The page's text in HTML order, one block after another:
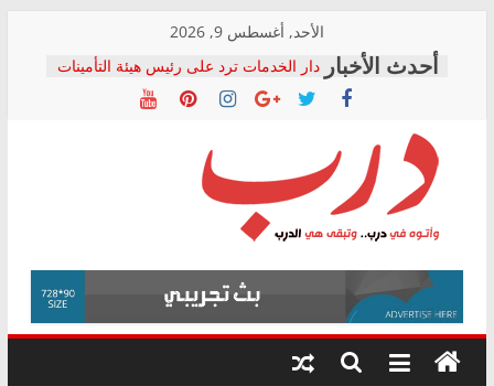
content
الأحد, أغسطس 9, 2026
دار الخدمات ترد على رئيس هيئة التأمينات
بعد مؤتمره الصحفي: إنكار الأزمة لا ينهي
معاناة أصحاب المعاشات.. ونطالب بكشف
فرحات سليمان يكتب: القطاع الصحي إلى
أين؟
حزب التحالف الشعبي يطلق لجنة “الحق
في الصحة” بالإسكندرية لرصد الانتهاكات
ودعم المرضى
الوزاري لمدينة الصحفيين.. وانتهاء أعمال
إنشاء المبنى الإداري
المجلس القومي لحقوق الإنسان يعلن
متابعة قضية الدكتور محمد زهران.. ويؤكد:
قرينة البراءة وضمانات المحاكمة العادلة
درب
وأتوه
درب..
وتبقى
هي